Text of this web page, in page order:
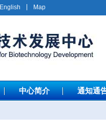
English Map
中心简介 通知通